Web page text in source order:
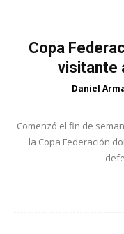
Copa
visitante
Daniel
Comenzó el fin de
la Copa Federación